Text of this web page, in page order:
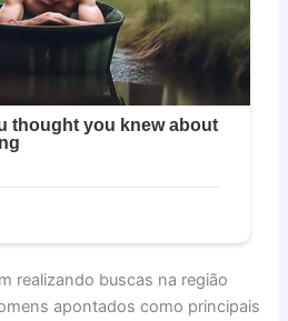
realizando buscas na região
apontados como principais